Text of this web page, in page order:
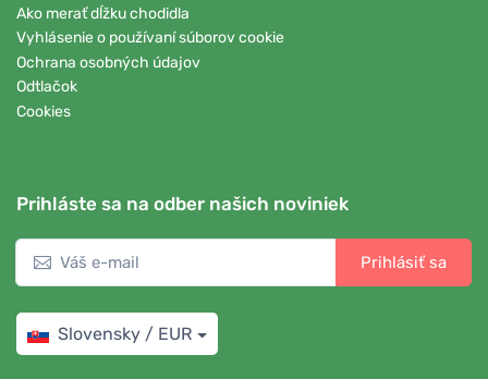
Ako merať dĺžku chodidla
Vyhlásenie o používaní súborov cookie
Ochrana osobných údajov
Odtlačok
Cookies
Prihláste sa na odber našich noviniek
Prihlásiť sa
Slovensky / EUR